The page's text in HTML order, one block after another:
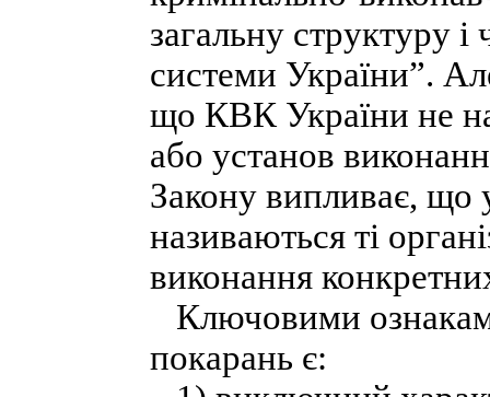
загальну структуру
системи України”.
що КВК України не
або установ
Закону випливає, що
називаються ті
виконання
Ключовими
покарань є: